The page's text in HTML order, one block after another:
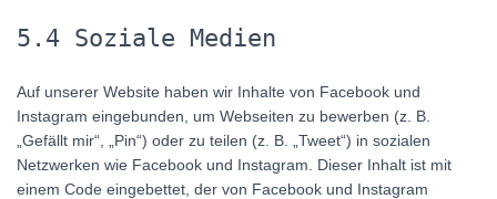
5.4 Soziale Medien
Auf unserer Website haben wir Inhalte von Facebook und
Instagram eingebunden, um Webseiten zu bewerben (z. B.
„Gefällt mir“, „Pin“) oder zu teilen (z. B. „Tweet“) in sozialen
Netzwerken wie Facebook und Instagram. Dieser Inhalt ist mit
einem Code eingebettet, der von Facebook und Instagram